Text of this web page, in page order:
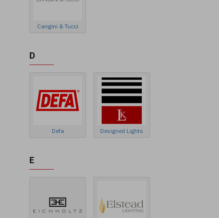
Cangini & Tucci
D
Defa Designed Lights
E